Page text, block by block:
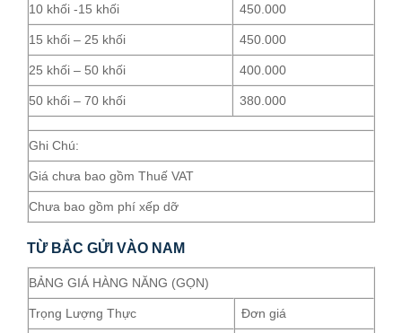
10 khối -15 khối 450.000
15 khối – 25 khối 450.000
25 khối – 50 khối 400.000
50 khối – 70 khối 380.000
Ghi Chú:
Giá chưa bao gồm Thuế VAT
Chưa bao gồm phí xếp dỡ
TỪ BẮC GỬI VÀO NAM
BẢNG GIÁ HÀNG NĂNG (GỌN)
Trọng Lượng Thực Đơn giá